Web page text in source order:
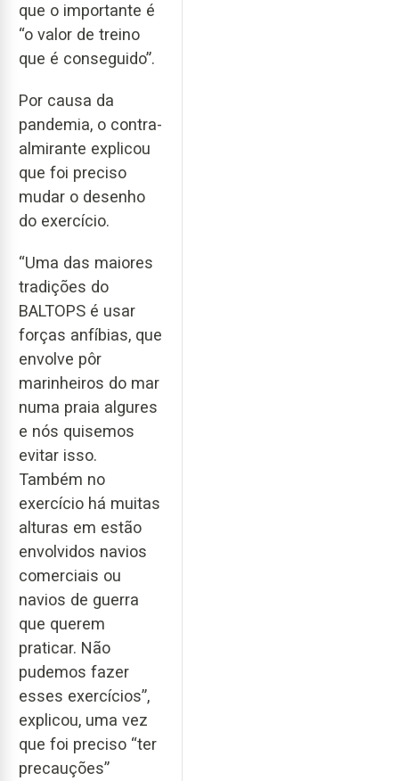
que o importante é
“o valor de treino
que é conseguido”.
Por causa da
pandemia, o contra-
almirante explicou
que foi preciso
mudar o desenho
do exercício.
“Uma das maiores
tradições do
BALTOPS é usar
forças anfíbias, que
envolve pôr
marinheiros do mar
numa praia algures
e nós quisemos
evitar isso.
Também no
exercício há muitas
alturas em estão
envolvidos navios
comerciais ou
navios de guerra
que querem
praticar. Não
pudemos fazer
esses exercícios”,
explicou, uma vez
que foi preciso “ter
precauções”